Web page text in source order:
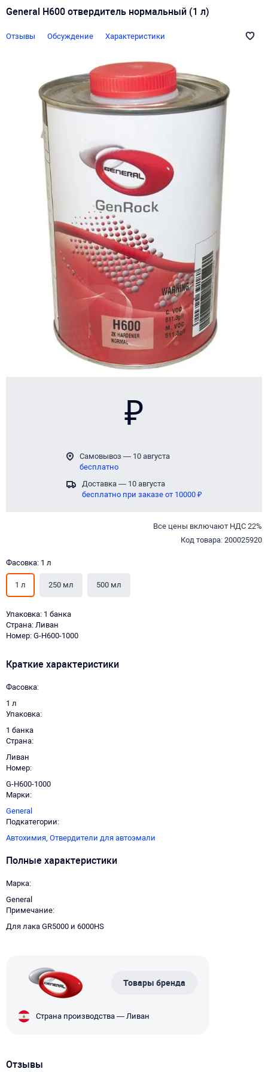
General H600 отвердитель нормальный (1 л)
Отзывы Обсуждение Характеристики
₽
Самовывоз — 10 августа
бесплатно
Доставка — 10 августа
бесплатно при заказе от 10000 ₽
Все цены включают НДС 22%
Код товара: 200025920
Фасовка: 1 л
1 л 250 мл 500 мл
Упаковка: 1 банка
Страна: Ливан
Номер: G-H600-1000
Краткие характеристики
Фасовка
1 л
Упаковка
1 банка
Страна
Ливан
Номер
G-H600-1000
Марки
General
Подкатегории
Автохимия, Отвердители для автоэмали
Полные характеристики
Марка
General
Примечание
Для лака GR5000 и 6000HS
Товары бренда
Страна производства — Ливан
Отзывы